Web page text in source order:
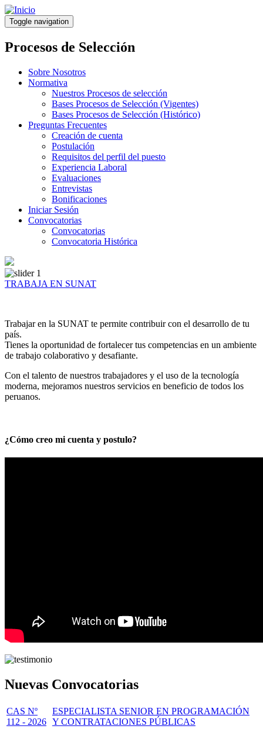
Pasar
al
contenido
principal
Toggle navigation
Procesos de Selección
Sobre Nosotros
Normativa
Nuestros Procesos de selección
Bases Procesos de Selección (Vigentes)
Bases Procesos de Selección (Histórico)
Preguntas Frecuentes
Creación de cuenta
Postulación
Requisitos del perfil del puesto
Experiencia Laboral
Evaluaciones
Entrevistas
Bonificaciones
Iniciar Sesión
Convocatorias
Convocatorias
Convocatoria Histórica
TRABAJA EN SUNAT
Trabajar en la SUNAT te permite contribuir con el desarrollo de tu
país.
Tienes la oportunidad de fortalecer tus competencias en un ambiente
de trabajo colaborativo y desafiante.
Con el talento de nuestros trabajadores y el uso de la tecnología
moderna, mejoramos nuestros servicios en beneficio de todos los
peruanos.
¿Cómo creo mi cuenta y postulo?
Nuevas Convocatorias
CAS Nº
112 - 2026
ESPECIALISTA SENIOR EN PROGRAMACIÓN
Y CONTRATACIONES PÚBLICAS